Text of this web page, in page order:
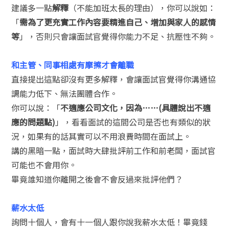
建議多一點解釋 （不能加班太長的理由），你可以說如：
「需為了更充實工作內容要精進自己、增加與家人的感情
等」，否則只會讓面試官覺得你能力不足、抗壓性不夠。
和主管、同事相處有摩擦才會離職
直接提出這點卻沒有更多解釋，會讓面試官覺得你溝通協
調能力低下、無法團體合作。
你可以說：「不適應公司文化，因為……(具體說出不適
應的問題點) 」，看看面試的這間公司是否也有類似的狀
況，如果有的話其實可以不用浪費時間在面試上。
講的黑暗一點，面試時大肆批評前工作和前老闆，面試官
可能也不會用你。
畢竟誰知道你離開之後會不會反過來批評他們？
薪水太低
詢問十個人，會有十一個人跟你說我薪水太低！畢竟錢